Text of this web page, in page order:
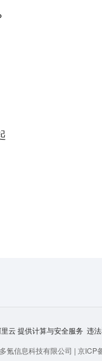
云 提供计算与安全服务 违
氪信息科技有限公司 | 京ICP